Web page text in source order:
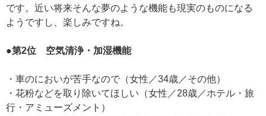
です。近い将来そんな夢のような機能も現実のものになる
ようですし、楽しみですね。
●第2位 空気清浄・加湿機能
・車のにおいが苦手なので（女性／34歳／その他）
・花粉などを取り除いてほしい（女性／28歳／ホテル・旅
行・アミューズメント）